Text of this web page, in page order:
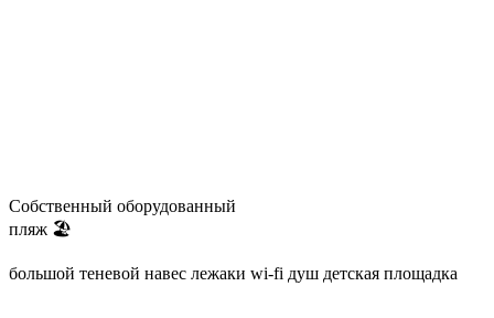
Собственный оборудованный
пляж 🏖
большой теневой навес лежаки wi-fi душ детская площадка